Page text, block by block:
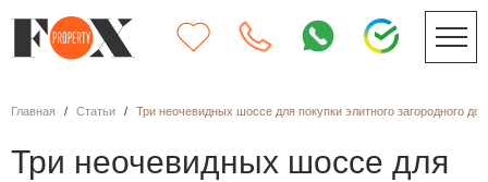
Главная Статьи Три неочевидных шоссе для покупки элитного загородного
Три неочевидных шоссе для